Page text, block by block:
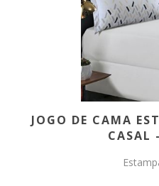
JOGO DE CAMA
CASAL